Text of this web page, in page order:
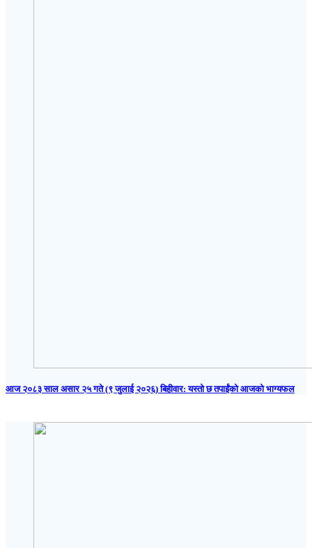
आज २०८३ साल असार २५ गते (९ जुलाई २०२६) बिहीवार: यस्तो छ तपाईंको आजको भाग्यफल